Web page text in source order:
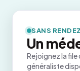
SANS
Un
Rejoignez la
généraliste